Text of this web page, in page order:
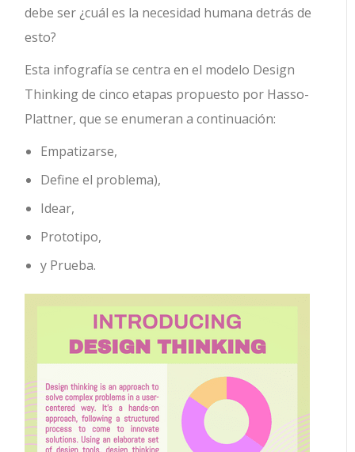
debe ser ¿cuál es la necesidad humana detrás de
esto?
Esta infografía se centra en el modelo Design
Thinking de cinco etapas propuesto por Hasso-
Plattner, que se enumeran a continuación:
Empatizarse,
Define el problema),
Idear,
Prototipo,
y Prueba.